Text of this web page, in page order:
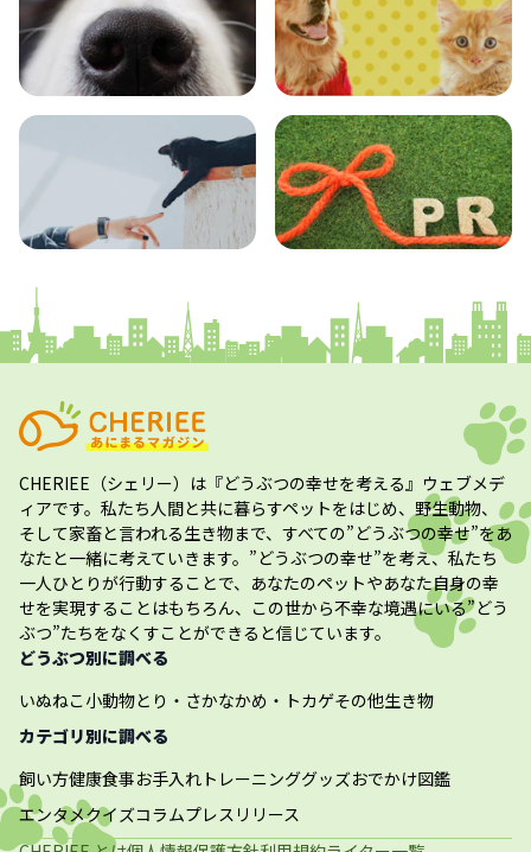
エンタメ クイズ
CHERIEE（シェリー） は『どうぶつの幸せを考える』ウェブメデ
ィアです。私たち人間と共に暮らすペットをはじめ、野生動物、
そして家畜と言われる生き物まで、すべての”どうぶつの幸せ”をあ
なたと一緒に考えていきます。”どうぶつの幸せ”を考え、私たち
一人ひとりが行動することで、あなたのペットやあなた自身の幸
せを実現することはもちろん、この世から不幸な境遇にいる”どう
ぶつ”たちをなくすことができると信じています。
どうぶつ別に調べる
いぬねこ小動物とり・さかなかめ・トカゲその他生き物
カテゴリ別に調べる
飼い方健康食事お手入れ トレーニンググッズおでかけ図鑑
エンタメクイズコラムプレスリリース